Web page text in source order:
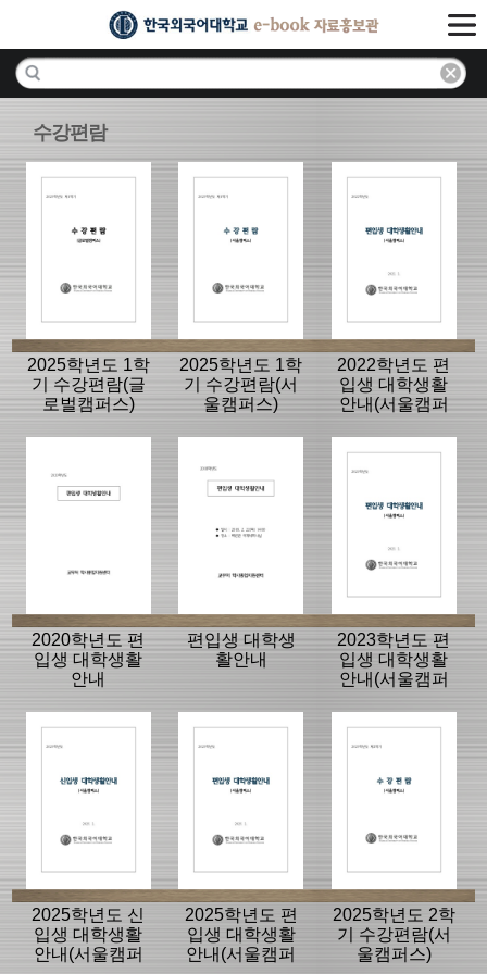
수강편람
2025학년도 1학
기 수강편람(글
로벌캠퍼스)
2025학년도 1학
기 수강편람(서
울캠퍼스)
2022학년도 편
입생 대학생활
안내(서울캠퍼
2020학년도 편
입생 대학생활
안내
편입생 대학생
활안내
2023학년도 편
입생 대학생활
안내(서울캠퍼
2025학년도 신
입생 대학생활
안내(서울캠퍼
2025학년도 편
입생 대학생활
안내(서울캠퍼
2025학년도 2학
기 수강편람(서
울캠퍼스)